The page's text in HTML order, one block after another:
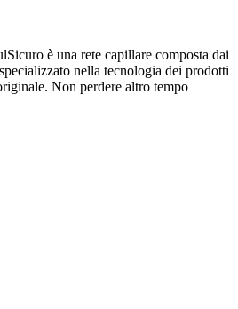
è una rete capillare composta dai
nella tecnologia dei prodotti
Non perdere altro tempo